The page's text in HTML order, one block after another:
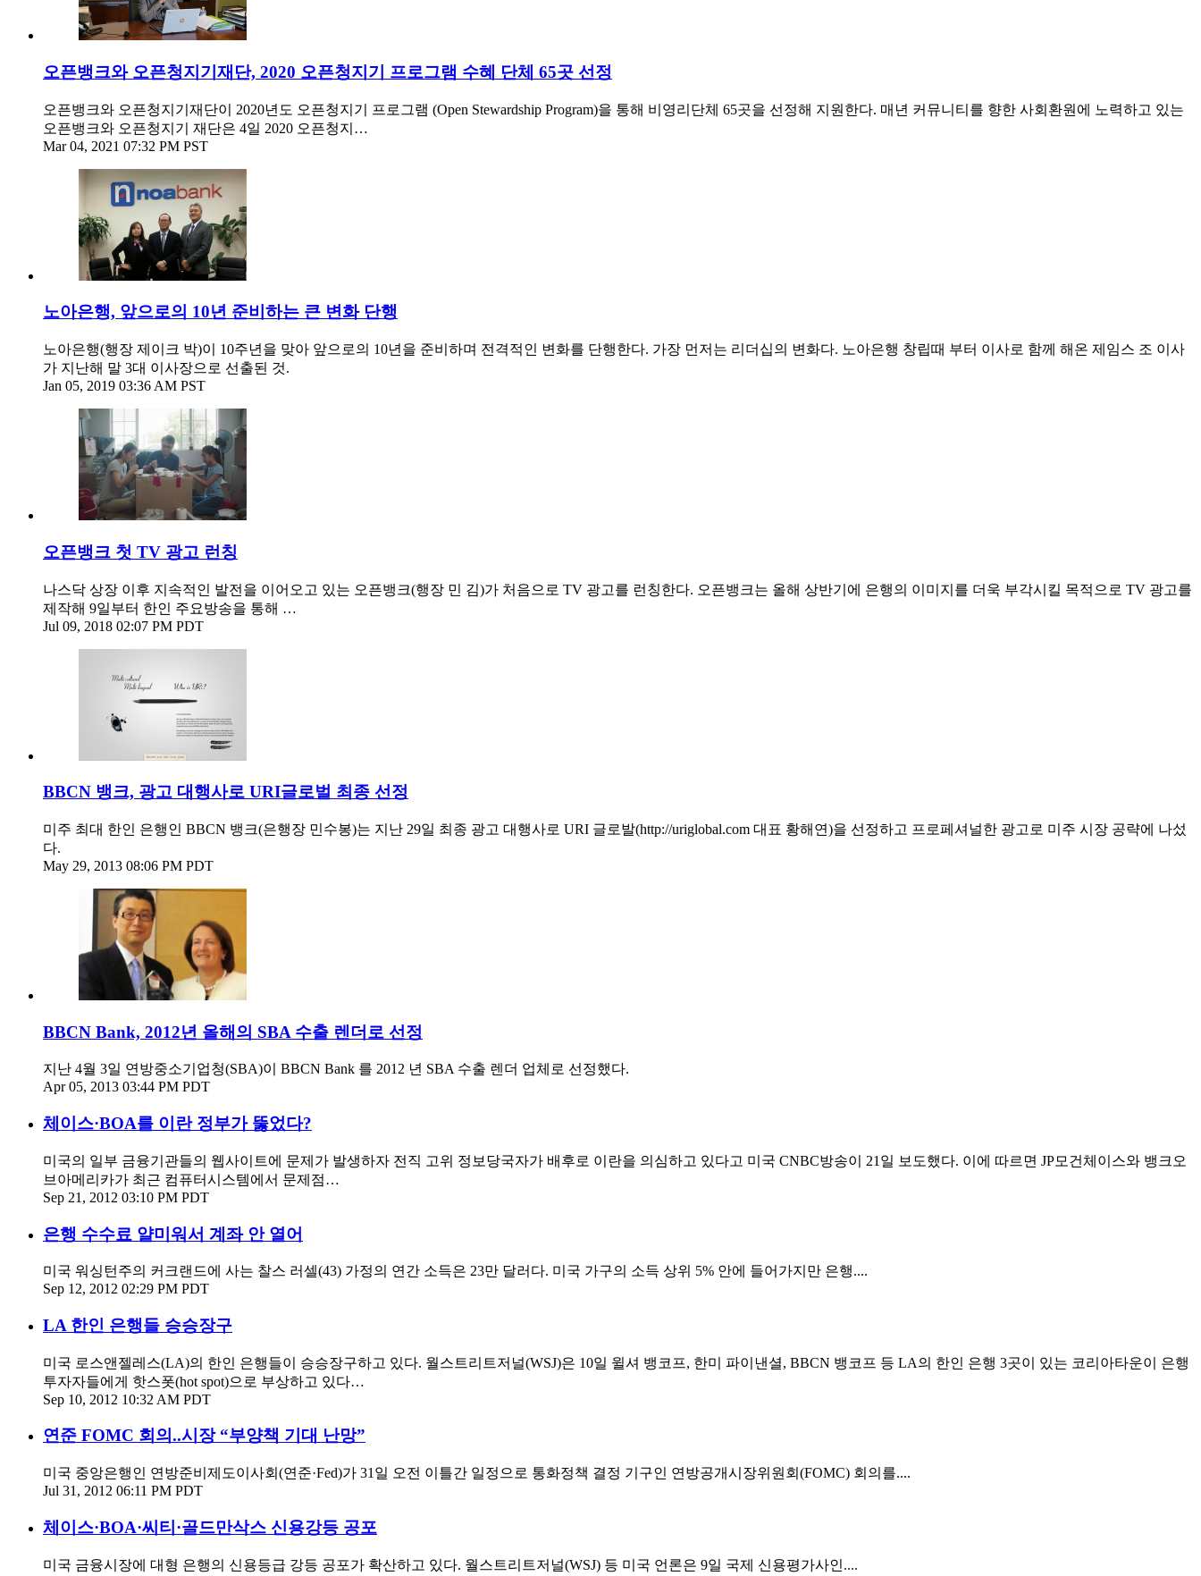
오픈뱅크와 오픈청지기재단, 2020 오픈청지기 프로그램 수혜 단체 65곳 선정
오픈뱅크와 오픈청지기재단이 2020년도 오픈청지기 프로그램 (Open Stewardship Program)을 통해 비영리단체 65곳을 선정해 지원한다. 매년 커뮤니티를 향한 사회환원에 노력하고 있는
오픈뱅크와 오픈청지기 재단은 4일 2020 오픈청지…
Mar 04, 2021 07:32 PM PST
노아은행, 앞으로의 10년 준비하는 큰 변화 단행
노아은행(행장 제이크 박)이 10주년을 맞아 앞으로의 10년을 준비하며 전격적인 변화를 단행한다. 가장 먼저는 리더십의 변화다. 노아은행 창립때 부터 이사로 함께 해온 제임스 조 이사
가 지난해 말 3대 이사장으로 선출된 것.
Jan 05, 2019 03:36 AM PST
오픈뱅크 첫 TV 광고 런칭
나스닥 상장 이후 지속적인 발전을 이어오고 있는 오픈뱅크(행장 민 김)가 처음으로 TV 광고를 런칭한다. 오픈뱅크는 올해 상반기에 은행의 이미지를 더욱 부각시킬 목적으로 TV 광고를
제작해 9일부터 한인 주요방송을 통해 …
Jul 09, 2018 02:07 PM PDT
BBCN 뱅크, 광고 대행사로 URI글로벌 최종 선정
미주 최대 한인 은행인 BBCN 뱅크(은행장 민수봉)는 지난 29일 최종 광고 대행사로 URI 글로발(http://uriglobal.com 대표 황해연)을 선정하고 프로페셔널한 광고로 미주 시장 공략에 나섰
다.
May 29, 2013 08:06 PM PDT
BBCN Bank, 2012년 올해의 SBA 수출 렌더로 선정
지난 4월 3일 연방중소기업청(SBA)이 BBCN Bank 를 2012 년 SBA 수출 렌더 업체로 선정했다.
Apr 05, 2013 03:44 PM PDT
체이스·BOA를 이란 정부가 뚫었다?
미국의 일부 금융기관들의 웹사이트에 문제가 발생하자 전직 고위 정보당국자가 배후로 이란을 의심하고 있다고 미국 CNBC방송이 21일 보도했다. 이에 따르면 JP모건체이스와 뱅크오
브아메리카가 최근 컴퓨터시스템에서 문제점…
Sep 21, 2012 03:10 PM PDT
은행 수수료 얄미워서 계좌 안 열어
미국 워싱턴주의 커크랜드에 사는 찰스 러셀(43) 가정의 연간 소득은 23만 달러다. 미국 가구의 소득 상위 5% 안에 들어가지만 은행....
Sep 12, 2012 02:29 PM PDT
LA 한인 은행들 승승장구
미국 로스앤젤레스(LA)의 한인 은행들이 승승장구하고 있다. 월스트리트저널(WSJ)은 10일 윌셔 뱅코프, 한미 파이낸셜, BBCN 뱅코프 등 LA의 한인 은행 3곳이 있는 코리아타운이 은행
투자자들에게 핫스폿(hot spot)으로 부상하고 있다…
Sep 10, 2012 10:32 AM PDT
연준 FOMC 회의..시장 “부양책 기대 난망”
미국 중앙은행인 연방준비제도이사회(연준·Fed)가 31일 오전 이틀간 일정으로 통화정책 결정 기구인 연방공개시장위원회(FOMC) 회의를....
Jul 31, 2012 06:11 PM PDT
체이스·BOA·씨티·골드만삭스 신용강등 공포
미국 금융시장에 대형 은행의 신용등급 강등 공포가 확산하고 있다. 월스트리트저널(WSJ) 등 미국 언론은 9일 국제 신용평가사인....